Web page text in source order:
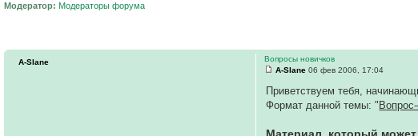
Модератор: Модераторы форума
Вопросы новичков
A-Slane 06 фев 2006, 17:04
Приветствуем тебя,
Формат данной темы: "
Материал, который
A-Slane